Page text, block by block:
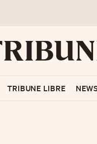
TRIBUNE LIBRE